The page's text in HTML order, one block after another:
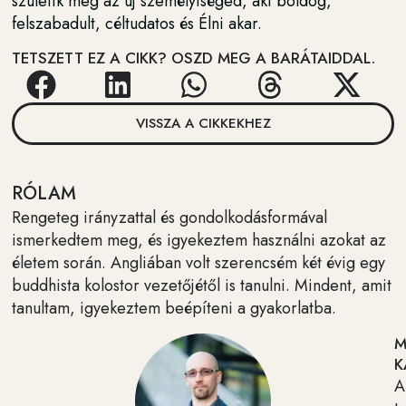
felszabadult, céltudatos és Élni akar.
TETSZETT EZ A CIKK? OSZD MEG A BARÁTAIDDAL.
VISSZA A CIKKEKHEZ
RÓLAM
Rengeteg irányzattal és gondolkodásformával
ismerkedtem meg, és igyekeztem használni azokat az
életem során. Angliában volt szerencsém két évig egy
buddhista kolostor vezetőjétől is tanulni. Mindent, amit
tanultam, igyekeztem beépíteni a gyakorlatba.
A